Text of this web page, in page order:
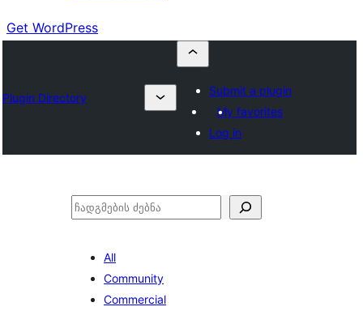
Get WordPress
Plugin Directory
Submit a plugin
My favorites
Log in
ძებნა
All
Community
Commercial